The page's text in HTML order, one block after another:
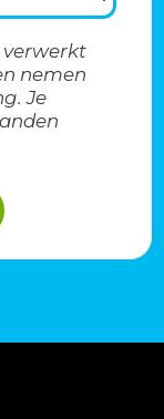
verwerkt
nemen
Je